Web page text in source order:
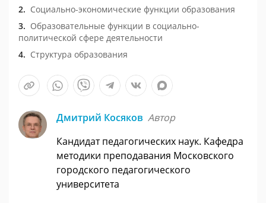
Социально-экономические функции образования
Образовательные функции в социально-
политической сфере деятельности
Структура образования
Дмитрий Косяков Автор
Кандидат педагогических наук. Кафедра
методики преподавания Московского
городского педагогического
университета